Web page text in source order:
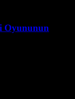
Oyununun